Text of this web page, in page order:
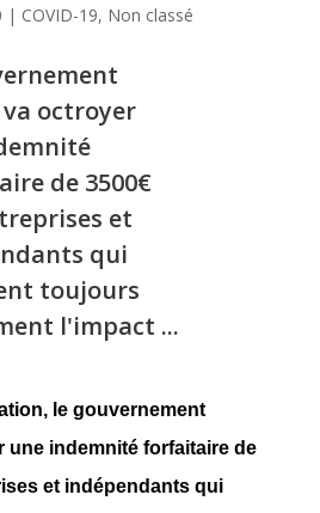
| COVID-19, Non classé
octroyer
de 3500€
et
qui
toujours
l'impact ...
le gouvernement
une indemnité forfaitaire de
et indépendants qui